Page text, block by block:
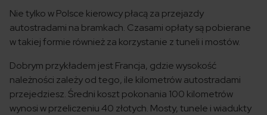
Nie tylko w Polsce kierowcy płacą za przejazdy
autostradami na bramkach. Czasami opłaty są pobierane
w takiej formie również za korzystanie z tuneli i mostów.
Dobrym przykładem jest Francja, gdzie wysokość
należności zależy od tego, ile kilometrów autostradami
przejedziesz. Średni koszt pokonania 100 kilometrów
wynosi w przeliczeniu 40 złotych. Mosty, tunele i wiadukty